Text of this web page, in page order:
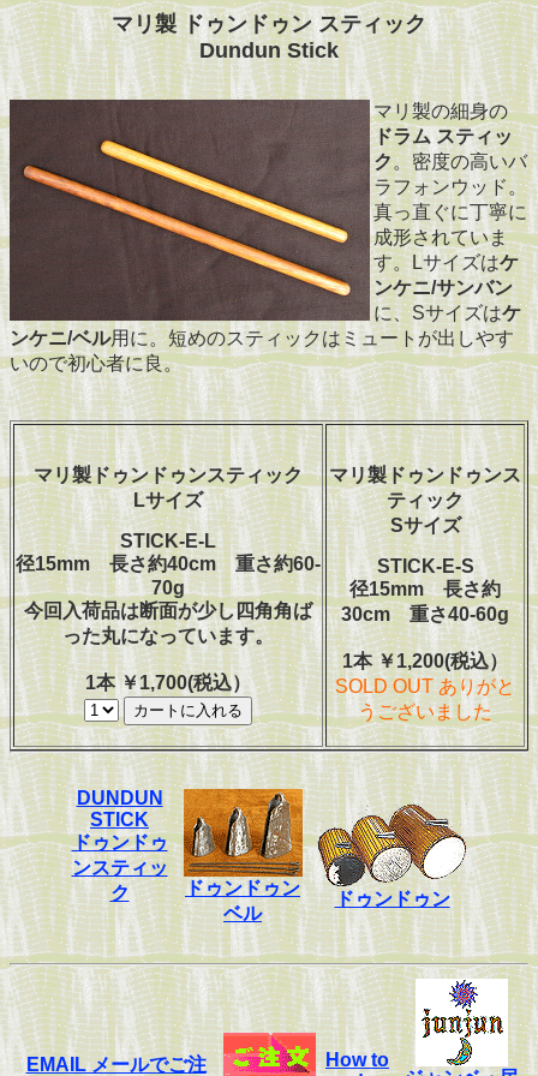
マリ製 ドゥンドゥン スティック
Dundun Stick
マリ製の細身の
ドラム スティッ
ク。密度の高いバ
ラフォンウッド。
真っ直ぐに丁寧に
成形されていま
す。Lサイズはケ
ンケニ/サンバン
に、Sサイズはケ
ンケニ/ベル用に。短めのスティックはミュートが出しやす
いので初心者に良。
マリ製ドゥンドゥンスティック
Lサイズ
STICK-E-L
径15mm 長さ約40cm 重さ約60-
70g
今回入荷品は断面が少し四角角ば
った丸になっています。
1本 ￥1,700(税込）
マリ製ドゥンドゥンス
ティック
Sサイズ
STICK-E-S
径15mm 長さ約
30cm 重さ40-60g
1本 ￥1,200(税込）
SOLD OUT ありがと
うございました
DUNDUN
STICK
ドゥンドゥ
ンスティッ
ク
ドゥンドゥン
ベル
ドゥンドゥン
EMAIL メールでご注
How to